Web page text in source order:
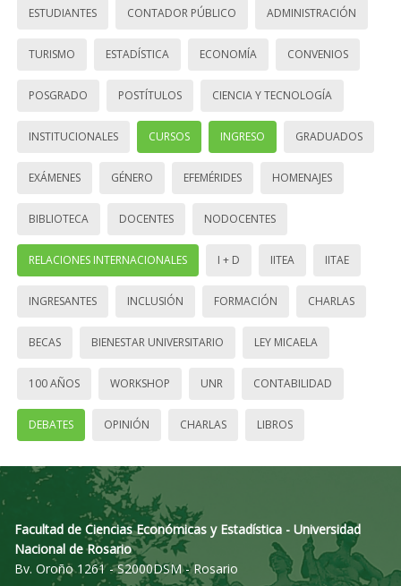
ESTUDIANTES CONTADOR PÚBLICO ADMINISTRACIÓN
TURISMO ESTADÍSTICA ECONOMÍA CONVENIOS
POSGRADO POSTÍTULOS CIENCIA Y TECNOLOGÍA
INSTITUCIONALES CURSOS INGRESO GRADUADOS
EXÁMENES GÉNERO EFEMÉRIDES HOMENAJES
BIBLIOTECA DOCENTES NODOCENTES
RELACIONES INTERNACIONALES I + D IITEA IITAE
INGRESANTES INCLUSIÓN FORMACIÓN CHARLAS
BECAS BIENESTAR UNIVERSITARIO LEY MICAELA
100 AÑOS WORKSHOP UNR CONTABILIDAD
DEBATES OPINIÓN CHARLAS LIBROS
Facultad de Ciencias Económicas y Estadística - Universidad
Nacional de Rosario
Bv. Oroño 1261 - S2000DSM - Rosario